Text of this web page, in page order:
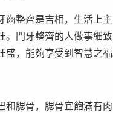
齒整齊是吉相，生活上
。門牙整齊的人做事細
盛，能夠享受到智慧之福
和腮骨，腮骨宜飽滿有